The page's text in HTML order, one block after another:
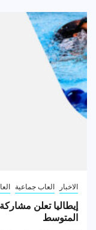
الاخبار العاب جماعية
المتوسط